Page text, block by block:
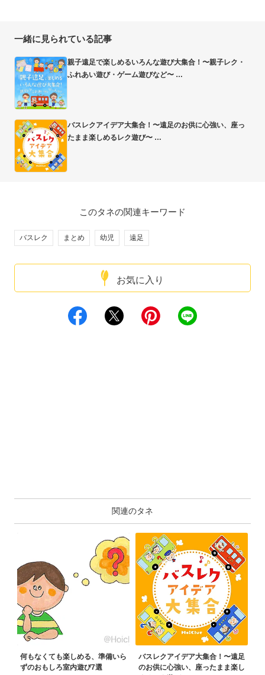
一緒に見られている記事
親子遠足で楽しめるいろんな遊び大集合！〜親子レク・
ふれあい遊び・ゲーム遊びなど〜
バスレクアイデア大集合！〜遠足のお供に心強い、座っ
たまま楽しめるレク遊び〜
お気に入り
このタネの関連キーワード
バスレク まとめ 幼児 遠足
関連のタネ
何もなくても楽しめる、準備いら
ずのおもしろ室内遊び7選
バスレクアイデア大集合！〜遠足
のお供に心強い、座ったまま楽し